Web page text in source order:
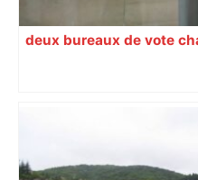
deux bureaux de vote